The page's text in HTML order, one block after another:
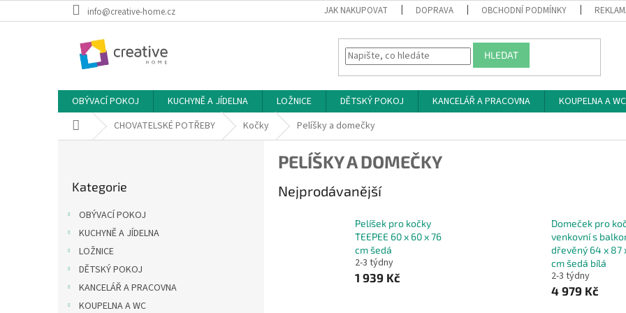
na
info@creative-home.cz JAK NAKUPOVAT DOPRAVA OBCHODNÍ PODMÍNKY
HLEDAT
OBÝVACÍ POKOJ KUCHYNĚ A JÍDELNA LOŽNICE DĚTSKÝ POKOJ KANCELÁŘ A PRACOVNA KOUPELNA A WC
Domů CHOVATELSKÉ POTŘEBY Kočky Pelíšky a domečky
kategorie
Kategorie
OBÝVACÍ POKOJ
KUCHYNĚ A JÍDELNA
LOŽNICE
DĚTSKÝ POKOJ
KANCELÁŘ A PRACOVNA
KOUPELNA A WC
PELÍŠKY A DOMEČKY
Nejprodávanější
Pelíšek pro kočky
TEEPEE 60 x 60 x 76
cm šedá
2-3 týdny
1 939 Kč
Domeček pro
venkovní s
dřevěný 64 x 87
cm šedá bílá
2-3 týdny
4 979 Kč